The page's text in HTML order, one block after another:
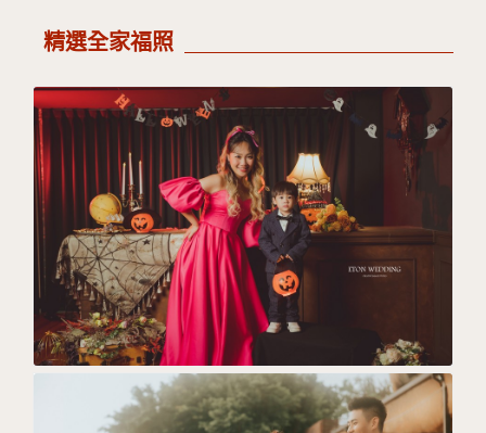
精選全家福照